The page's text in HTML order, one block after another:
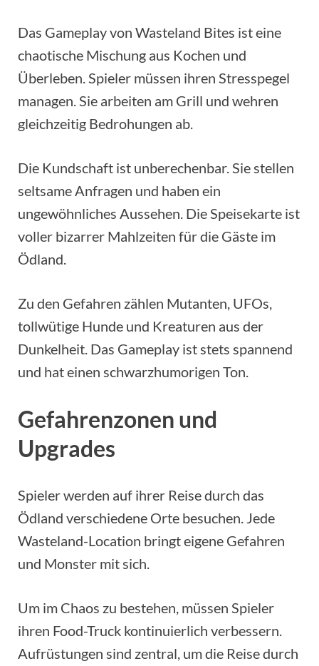
Das Gameplay von Wasteland Bites ist eine
chaotische Mischung aus Kochen und
Überleben. Spieler müssen ihren Stresspegel
managen. Sie arbeiten am Grill und wehren
gleichzeitig Bedrohungen ab.
Die Kundschaft ist unberechenbar. Sie stellen
seltsame Anfragen und haben ein
ungewöhnliches Aussehen. Die Speisekarte ist
voller bizarrer Mahlzeiten für die Gäste im
Ödland.
Zu den Gefahren zählen Mutanten, UFOs,
tollwütige Hunde und Kreaturen aus der
Dunkelheit. Das Gameplay ist stets spannend
und hat einen schwarzhumorigen Ton.
Gefahrenzonen und
Upgrades
Spieler werden auf ihrer Reise durch das
Ödland verschiedene Orte besuchen. Jede
Wasteland-Location bringt eigene Gefahren
und Monster mit sich.
Um im Chaos zu bestehen, müssen Spieler
ihren Food-Truck kontinuierlich verbessern.
Aufrüstungen sind zentral, um die Reise durch